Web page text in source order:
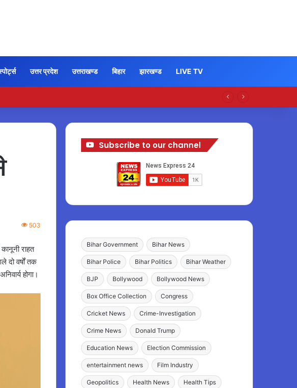
उत्तर प्रदेश उत्तराखण्ड बिहार झारखण्ड LIVE TV
503
राहत
दो वर्षों तक
होगा।
Subscribe to our channel
Bihar Government Bihar News
Bihar Police Bihar Politics Bihar Weather
BJP Bollywood Bollywood News
Box Office Collection Congress
Cricket News Crime-Investigation
Crime News Donald Trump
Education News Election Commission
entertainment news Film Industry
Geopolitics Health News Health Tips